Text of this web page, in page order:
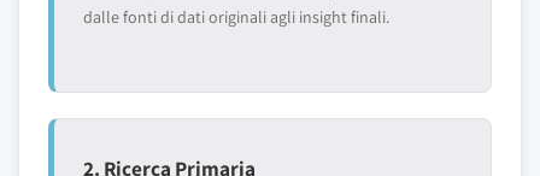
dalle fonti di dati originali agli insight finali.
2. Ricerca Primaria